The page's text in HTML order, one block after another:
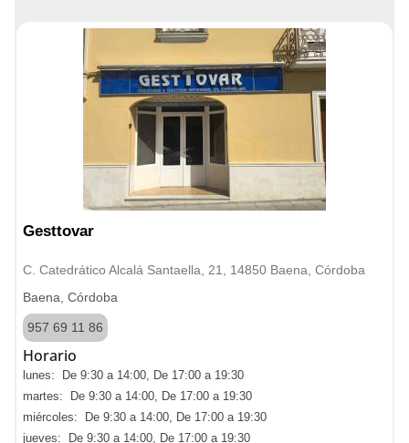
Gesttovar
C. Catedrático Alcalá Santaella, 21, 14850 Baena, Córdoba
Baena, Córdoba
957 69 11 86
Horario
lunes: De 9:30 a 14:00, De 17:00 a 19:30
martes: De 9:30 a 14:00, De 17:00 a 19:30
miércoles: De 9:30 a 14:00, De 17:00 a 19:30
jueves: De 9:30 a 14:00, De 17:00 a 19:30